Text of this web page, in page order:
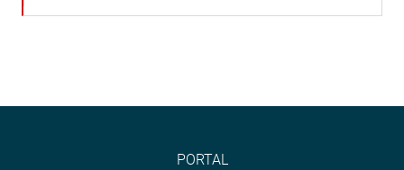
PORTAL